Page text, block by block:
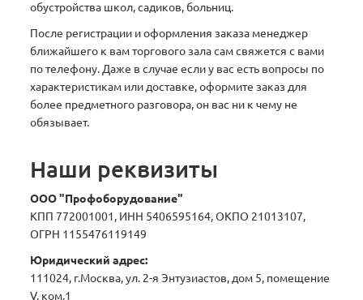
обустройства школ, садиков, больниц.
После регистрации и оформления заказа менеджер
ближайшего к вам торгового зала сам свяжется с вами
по телефону. Даже в случае если у вас есть вопросы по
характеристикам или доставке, оформите заказ для
более предметного разговора, он вас ни к чему не
обязывает.
Наши реквизиты
ООО "Профоборудование"
КПП 772001001, ИНН 5406595164, ОКПО 21013107,
ОГРН 1155476119149
Юридический адрес:
111024, г.Москва, ул. 2-я Энтузиастов, дом 5, помещение
V, ком.1